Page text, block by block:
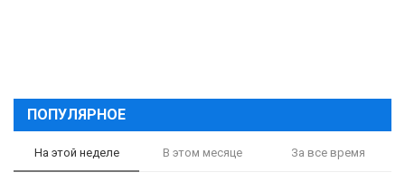
ПОПУЛЯРНОЕ
На этой неделе В этом месяце За все время